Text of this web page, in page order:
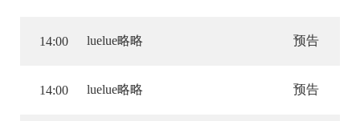
14:00 luelue略略 预告
14:00 luelue略略 预告